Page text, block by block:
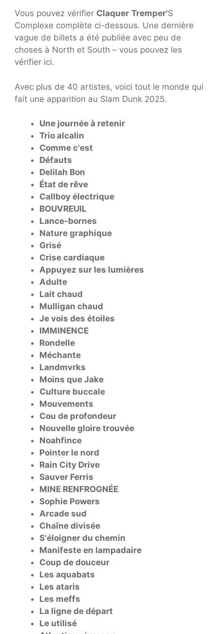
Vous pouvez vérifier Claquer Tremper'S
Complexe complète ci-dessous. Une dernière
vague de billets a été publiée avec peu de
choses à North et South – vous pouvez les
vérifier ici.
Avec plus de 40 artistes, voici tout le monde qui
fait une apparition au Slam Dunk 2025.
Une journée à retenir
Trio alcalin
Comme c'est
Défauts
Delilah Bon
État de rêve
Callboy électrique
BOUVREUIL
Lance-bornes
Nature graphique
Grisé
Crise cardiaque
Appuyez sur les lumières
Adulte
Lait chaud
Mulligan chaud
Je vois des étoiles
IMMINENCE
Rondelle
Méchante
Landmvrks
Moins que Jake
Culture buccale
Mouvements
Cou de profondeur
Nouvelle gloire trouvée
Noahfince
Pointer le nord
Rain City Drive
Sauver Ferris
MINE RENFROGNÉE
Sophie Powers
Arcade sud
Chaîne divisée
S'éloigner du chemin
Manifeste en lampadaire
Coup de douceur
Les aquabats
Les ataris
Les meffs
La ligne de départ
Le utilisé